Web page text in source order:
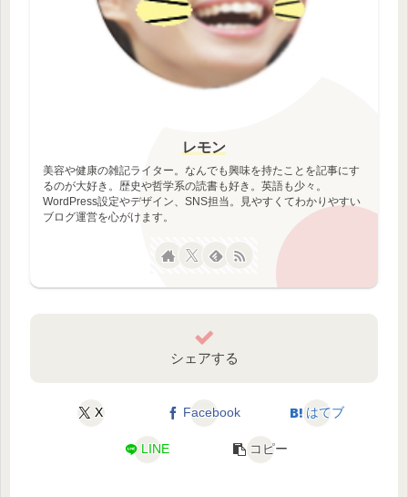
レモン
美容や健康の雑記ライター。なんでも興味を持たことを記事にす
るのが大好き。歴史や哲学系の読書も好き。英語も少々。
WordPress設定やデザイン、SNS担当。見やすくてわかりやすい
ブログ運営を心がけます。
シェアする
X Facebook はてブ
LINE コピー